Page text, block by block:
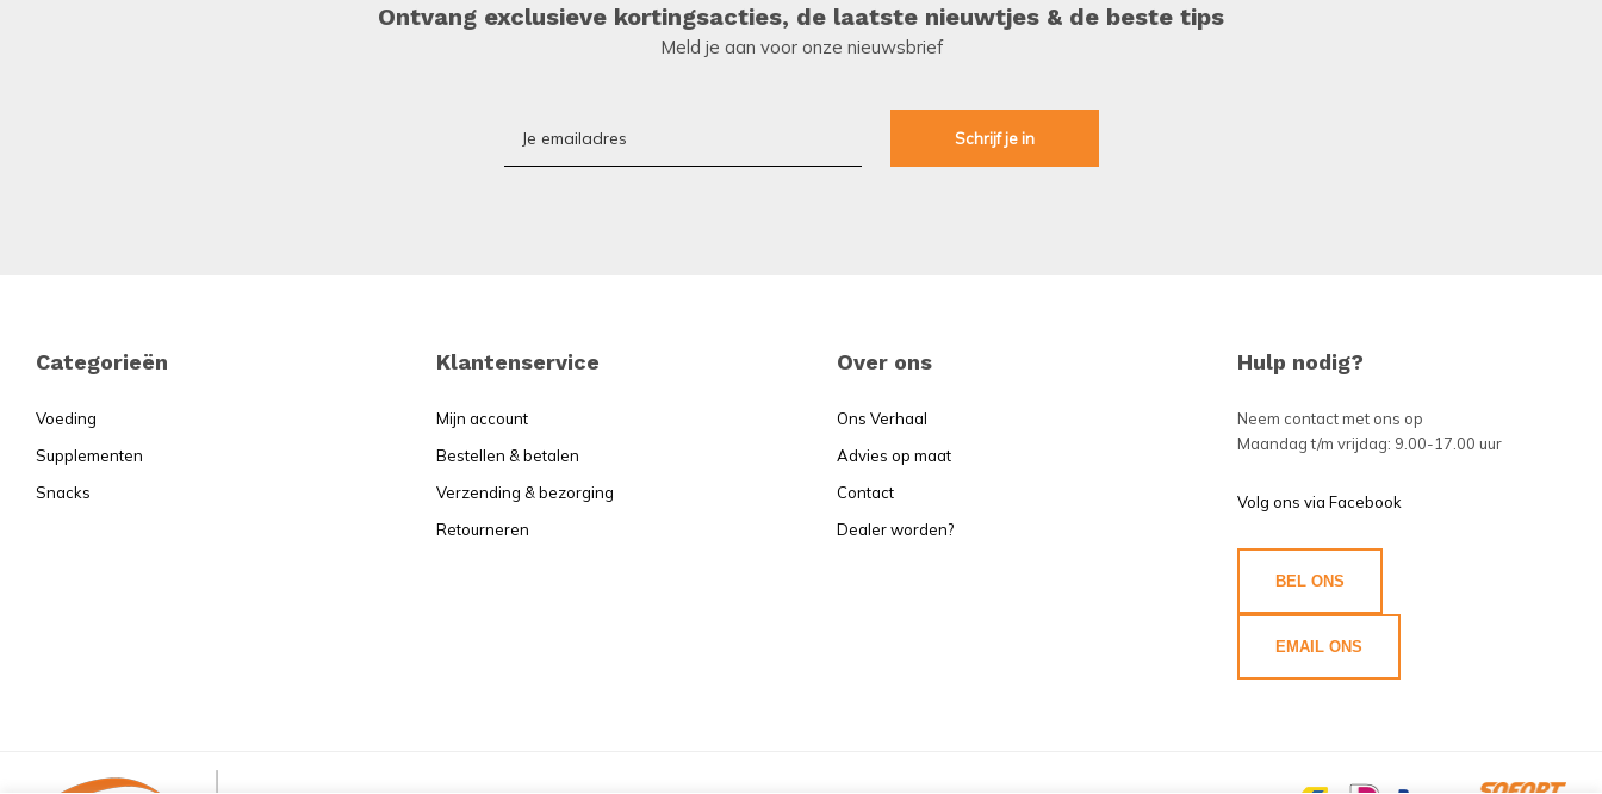
Ontvang exclusieve kortingsacties, de laatste nieuwtjes & de beste tips
Meld je aan voor onze nieuwsbrief
Footer
Categorieën
Voeding
Supplementen
Snacks
Klantenservice
Mijn account
Bestellen & betalen
Verzending & bezorging
Retourneren
Over ons
Ons Verhaal
Advies op maat
Contact
Dealer worden?
Hulp nodig?
Neem contact met ons op
Maandag t/m vrijdag: 9.00-17.00 uur
Volg ons via Facebook
BEL ONS
EMAIL ONS